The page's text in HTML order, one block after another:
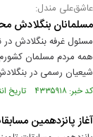
عاشق‌علی مندل:
مسلمانان بنگلادش
مسئول غرفه بنگلادش
همه مردم مسلمان
شیعیان رسمی در
کد خبر: ۴۳۳۵۹۱۸ تاریخ انتشار : ۱۴۰۴/۱۲/۰۲
آغاز پانزدهمین